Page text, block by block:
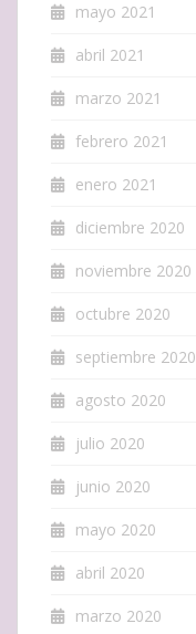
mayo 2021
abril 2021
marzo 2021
febrero 2021
enero 2021
diciembre 2020
noviembre 2020
octubre 2020
septiembre 2020
agosto 2020
julio 2020
junio 2020
mayo 2020
abril 2020
marzo 2020